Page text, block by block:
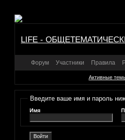
LIFE -
Форум Участники Правила
Активные
Введите ваше имя и пароль
Имя